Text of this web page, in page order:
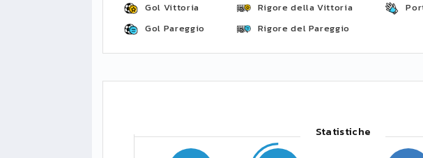
Gol Vittoria
Gol Pareggio
Rigore della Vittoria
Rigore del Pareggio
Statistiche